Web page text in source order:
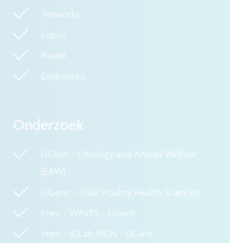
Vetworks
Lopos
Roxell
Explorentis
Onderzoek
UGent - Ethology and Animal Welfare
(EAW)
UGent – Chair Poultry Health Sciences
imec - WAVES - UGent
imec - IDLab IBCN - UGent